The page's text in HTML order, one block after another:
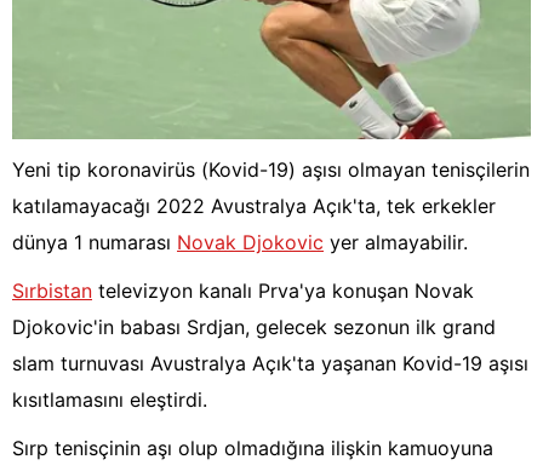
Yeni tip koronavirüs (Kovid-19) aşısı olmayan tenisçilerin
katılamayacağı 2022 Avustralya Açık'ta, tek erkekler
dünya 1 numarası Novak Djokovic yer almayabilir.
Sırbistan televizyon kanalı Prva'ya konuşan Novak
Djokovic'in babası Srdjan, gelecek sezonun ilk grand
slam turnuvası Avustralya Açık'ta yaşanan Kovid-19 aşısı
kısıtlamasını eleştirdi.
Sırp tenisçinin aşı olup olmadığına ilişkin kamuoyuna